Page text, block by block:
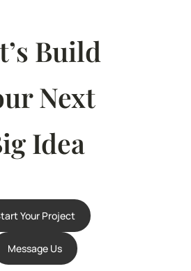
Build
Next
Idea
Your Project
Message Us